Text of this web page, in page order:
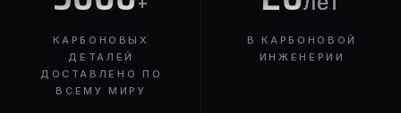
КАРБОНОВЫХ
ДЕТАЛЕЙ
ДОСТАВЛЕНО ПО
ВСЕМУ МИРУ
В КАРБОНОВОЙ
ИНЖЕНЕРИИ